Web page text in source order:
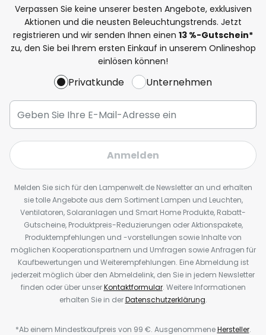
Verpassen Sie keine unserer besten Angebote, exklusiven
Aktionen und die neusten Beleuchtungstrends. Jetzt
registrieren und wir senden Ihnen einen 13 %-Gutschein*
zu, den Sie bei Ihrem ersten Einkauf in unserem Onlineshop
einlösen können!
Privatkunde Unternehmen
Anmelden
Melden Sie sich für den Lampenwelt.de Newsletter an und erhalten
sie tolle Angebote aus dem Sortiment Lampen und Leuchten,
Ventilatoren, Solaranlagen und Smart Home Produkte, Rabatt-
Gutscheine, Produktpreis-Reduzierungen oder Aktionspakete,
Produktempfehlungen und -vorstellungen sowie Inhalte von
möglichen Kooperationspartnern und Umfragen sowie Anfragen für
Kaufbewertungen und Weiterempfehlungen. Eine Abmeldung ist
jederzeit möglich über den Abmeldelink, den Sie in jedem Newsletter
finden oder über unserKontaktformular. Weitere Informationen
erhalten Sie in derDatenschutzerklärung.
*Ab einem Mindestkaufpreis von 99 €. AusgenommeneHersteller.